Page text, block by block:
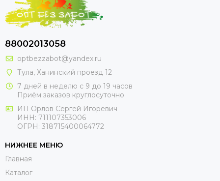
88002013058
optbezzabot@yandex.ru
Тула, Ханинский проезд 12
7 дней в неделю с 9 до 19 часов
Приём заказов круглосуточно
ИП Орлов Сергей Игоревич
ИНН: 711107353006
ОГРН: 318715400064772
НИЖНЕЕ МЕНЮ
Главная
Каталог